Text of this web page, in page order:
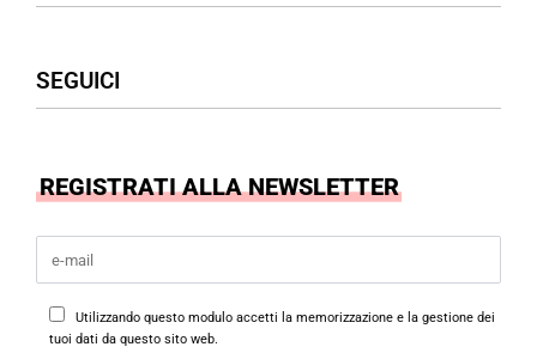
Borse
Termini & Condizioni
SEGUICI
Instagram
REGISTRATI ALLA NEWSLETTER
Utilizzando questo modulo accetti la memorizzazione e la gestione dei
tuoi dati da questo sito web.